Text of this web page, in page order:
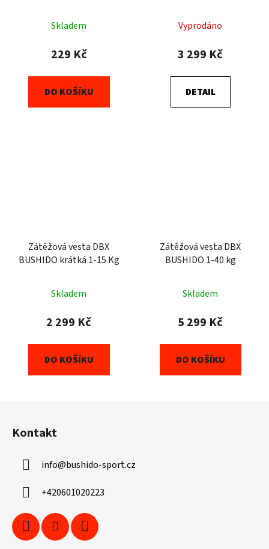
Skladem
229 Kč
DO KOŠÍKU
Vyprodáno
3 299 Kč
DETAIL
Zátěžová vesta DBX
BUSHIDO krátká 1-15 Kg
Skladem
2 299 Kč
DO KOŠÍKU
Zátěžová vesta DBX
BUSHIDO 1-40 kg
Skladem
5 299 Kč
DO KOŠÍKU
Kontakt
info@bushido-sport.cz
+420601020223